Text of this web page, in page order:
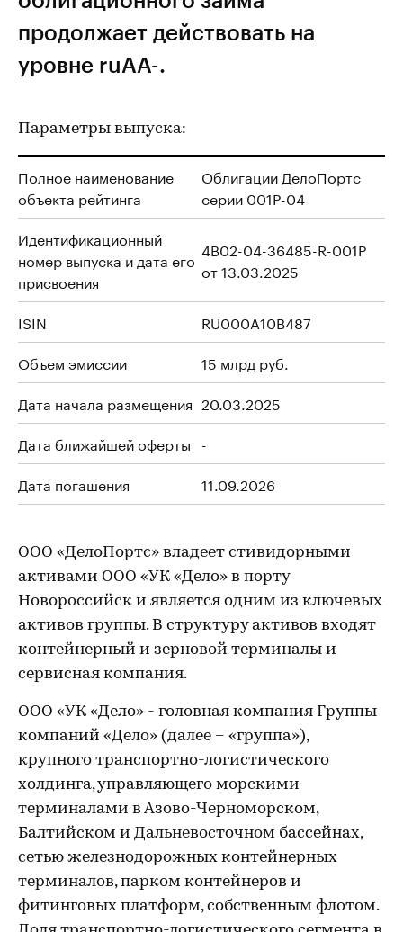
продолжает действовать на
уровне ruAA-.
Параметры выпуска:
Полное наименование
объекта рейтинга
Облигации ДелоПортс
серии 001P-04
Идентификационный
номер выпуска и дата его
присвоения
4B02-04-36485-R-001P
от 13.03.2025
ISIN
RU000A10B487
Объем эмиссии
15 млрд руб.
Дата начала размещения 20.03.2025
Дата ближайшей оферты -
Дата погашения
11.09.2026
ООО «ДелоПортс» владеет стивидорными
активами ООО «УК «Дело» в порту
Новороссийск и является одним из ключевых
активов группы. В структуру активов входят
контейнерный и зерновой терминалы и
сервисная компания.
ООО «УК «Дело» - головная компания Группы
компаний «Дело» (далее – «группа»),
крупного транспортно-логистического
холдинга, управляющего морскими
терминалами в Азово-Черноморском,
Балтийском и Дальневосточном бассейнах,
сетью железнодорожных контейнерных
терминалов, парком контейнеров и
фитинговых платформ, собственным флотом.